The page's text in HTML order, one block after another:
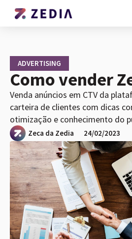
ADVERTISING
Como vender
Venda anúncios em CTV da
carteira de clientes com dicas
otimização e conhecimento do
Zeca da Zedia 24/02/2023